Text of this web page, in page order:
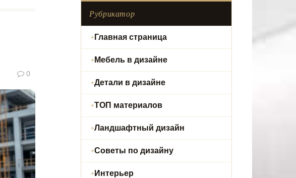
0
Рубрикатор
Главная страница
Мебель в дизайне
Детали в дизайне
ТОП материалов
Ландшафтный дизайн
Советы по дизайну
Интерьер